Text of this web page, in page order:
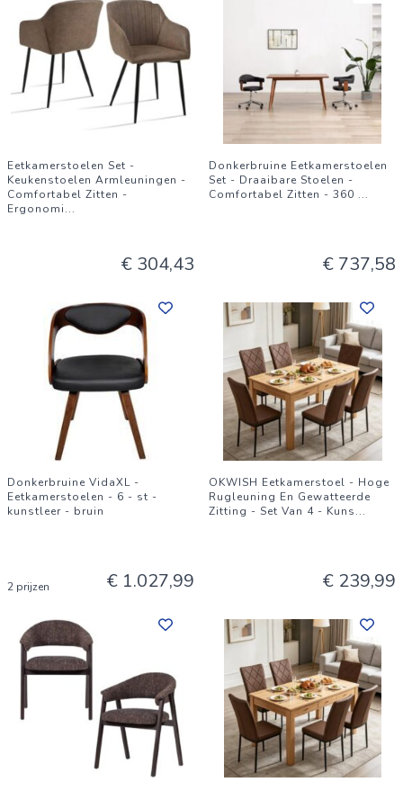
Eetkamerstoelen Set -
Keukenstoelen Armleuningen -
Comfortabel Zitten -
Ergonomi...
€ 304,43
Donkerbruine Eetkamerstoelen
Set - Draaibare Stoelen -
Comfortabel Zitten - 360 ...
€ 737,58
Donkerbruine VidaXL -
Eetkamerstoelen - 6 - st -
kunstleer - bruin
2 prijzen € 1.027,99
OKWISH Eetkamerstoel - Hoge
Rugleuning En Gewatteerde
Zitting - Set Van 4 - Kuns...
€ 239,99